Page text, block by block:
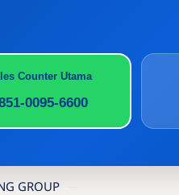
Counter Utama
0095-6600
GROUP